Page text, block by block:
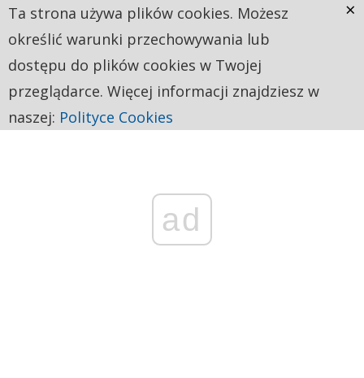
ad
Ta strona używa plików cookies. Możesz
określić warunki przechowywania lub
dostępu do plików cookies w Twojej
przeglądarce. Więcej informacji znajdziesz w
naszej: Polityce Cookies
×